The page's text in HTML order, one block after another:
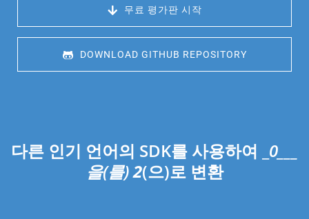
무료 평가판 시작
DOWNLOAD GITHUB REPOSITORY
다른 인기 언어의 SDK를 사용하여 _ 0___
을(를)2(으)로 변환